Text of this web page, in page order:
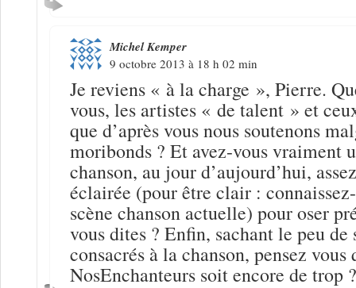
Michel Kemper
9 octobre 2013 à 18 h 02 min
Je reviens « à la charge », Pierre.
vous, les artistes « de talent » et
que d’après vous nous soutenons
moribonds ? Et avez-vous vraiment
chanson, au jour d’aujourd’hui,
éclairée (pour être clair :
scène chanson actuelle) pour oser
vous dites ? Enfin, sachant le peu de
consacrés à la chanson, pensez
NosEnchanteurs soit encore de trop ?